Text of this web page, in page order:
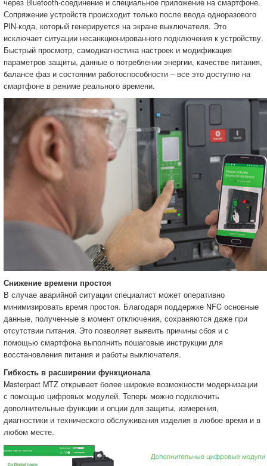
через Bluetooth-соединение и специальное приложение на смартфоне.
Сопряжение устройств происходит только после ввода одноразового
PIN-кода, который генерируется на экране выключателя. Это
исключает ситуации несанкционированного подключения к устройству.
Быстрый просмотр, самодиагностика настроек и модификация
параметров защиты, данные о потреблении энергии, качестве питания,
балансе фаз и состоянии работоспособности – все это доступно на
смартфоне в режиме реального времени.
Снижение времени простоя
В случае аварийной ситуации специалист может оперативно
минимизировать время простоя. Благодаря поддержке NFC основные
данные, полученные в момент отключения, сохраняются даже при
отсутствии питания. Это позволяет выявить причины сбоя и с
помощью смартфона выполнить пошаговые инструкции для
восстановления питания и работы выключателя.
Гибкость в расширении функционала
Masterpact MTZ открывает более широкие возможности модернизации
с помощью цифровых модулей. Теперь можно подключить
дополнительные функции и опции для защиты, измерения,
диагностики и технического обслуживания изделия в любое время и в
любом месте.